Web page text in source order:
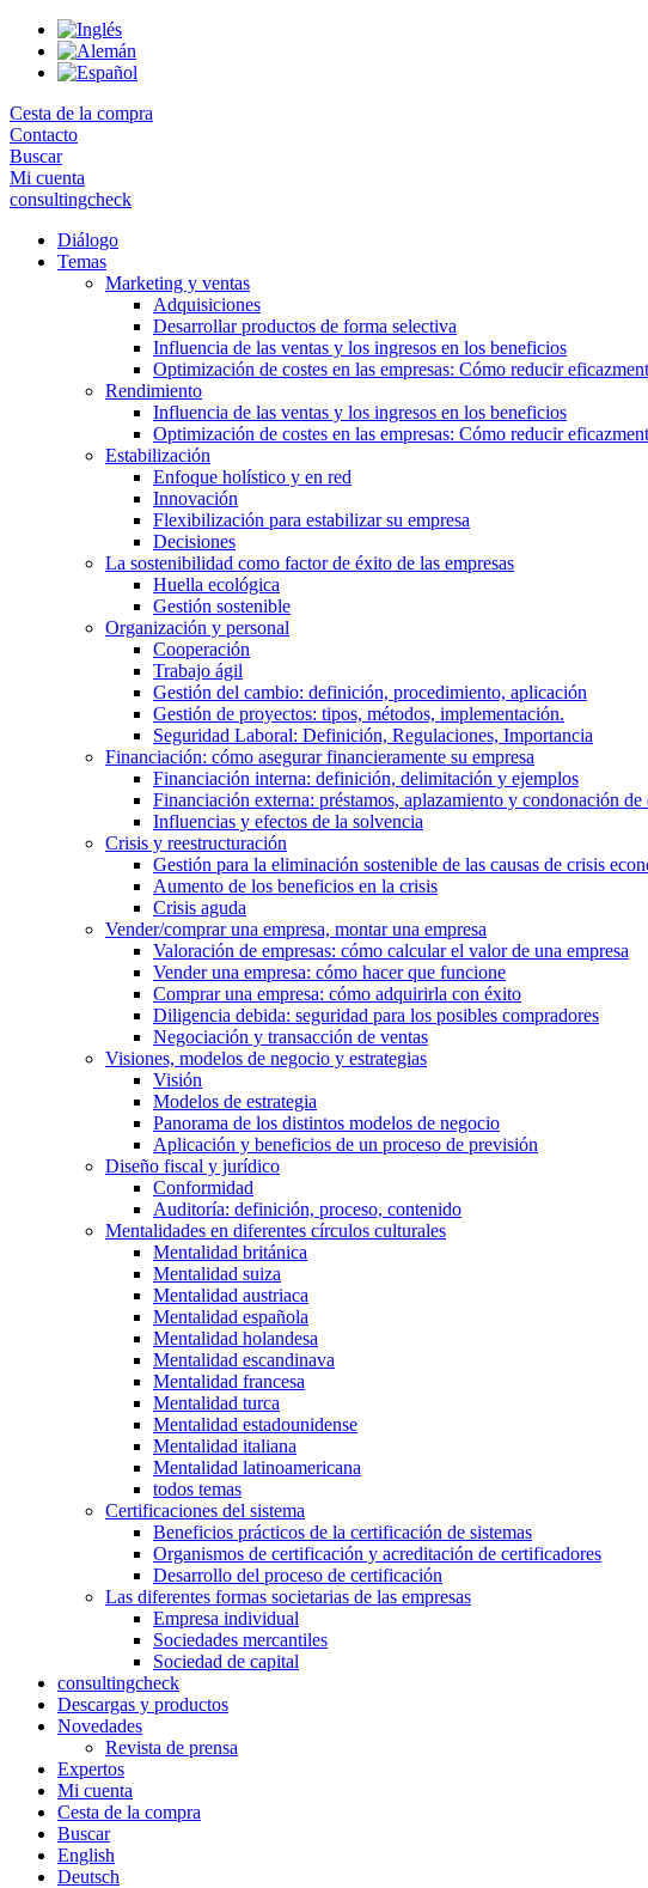
Skip
Cesta de la compra
Contacto
Buscar
Mi cuenta
consultingcheck
Diálogo
Temas
Marketing y ventas
Adquisiciones
Desarrollar productos de forma selectiva
Influencia de las ventas y los ingresos en los beneficios
Optimización de costes en las empresas: Cómo reducir
Rendimiento
Influencia de las ventas y los ingresos en los beneficios
Optimización de costes en las empresas: Cómo reducir
Estabilización
Enfoque holístico y en red
Innovación
Flexibilización para estabilizar su empresa
Decisiones
La sostenibilidad como factor de éxito de las empresas
Huella ecológica
Gestión sostenible
Organización y personal
Cooperación
Trabajo ágil
Gestión del cambio: definición, procedimiento, aplicación
Gestión de proyectos: tipos, métodos, implementación.
Seguridad Laboral: Definición, Regulaciones, Importancia
Financiación: cómo asegurar financieramente su empresa
Financiación interna: definición, delimitación y ejemplos
Financiación externa: préstamos, aplazamiento y condonación de
Influencias y efectos de la solvencia
Crisis y reestructuración
Gestión para la eliminación sostenible de las causas de crisis
Aumento de los beneficios en la crisis
Crisis aguda
Vender/comprar una empresa, montar una empresa
Valoración de empresas: cómo calcular el valor de una empresa
Vender una empresa: cómo hacer que funcione
Comprar una empresa: cómo adquirirla con éxito
Diligencia debida: seguridad para los posibles compradores
Negociación y transacción de ventas
Visiones, modelos de negocio y estrategias
Visión
Modelos de estrategia
Panorama de los distintos modelos de negocio
Aplicación y beneficios de un proceso de previsión
Diseño fiscal y jurídico
Conformidad
Auditoría: definición, proceso, contenido
Mentalidades en diferentes círculos culturales
Mentalidad británica
Mentalidad suiza
Mentalidad austriaca
Mentalidad española
Mentalidad holandesa
Mentalidad escandinava
Mentalidad francesa
Mentalidad turca
Mentalidad estadounidense
Mentalidad italiana
Mentalidad latinoamericana
todos temas
Certificaciones del sistema
Beneficios prácticos de la certificación de sistemas
Organismos de certificación y acreditación de certificadores
Desarrollo del proceso de certificación
Las diferentes formas societarias de las empresas
Empresa individual
Sociedades mercantiles
Sociedad de capital
consultingcheck
Descargas y productos
Novedades
Revista de prensa
Expertos
Mi cuenta
Cesta de la compra
Buscar
English
Deutsch